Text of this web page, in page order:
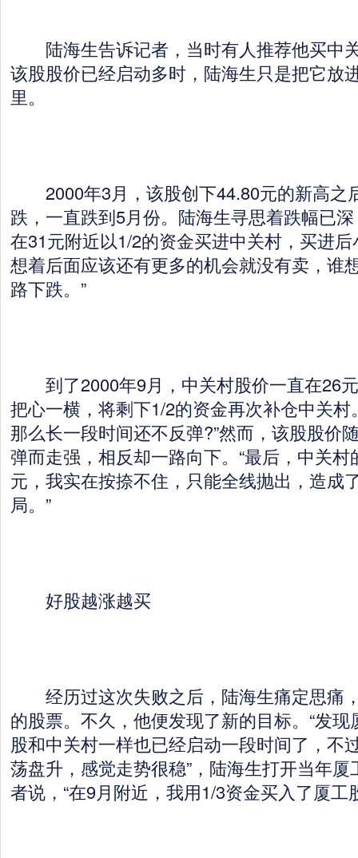
陆海生告诉记者，当时有人推荐他买中
该股股价已经启动多时，陆海生只是把它放
里。
2000年3月，该股创下44.80元的新高之
跌，一直跌到5月份。陆海生寻思着跌幅已
在31元附近以1/2的资金买进中关村，买进后
想着后面应该还有更多的机会就没有卖，谁
路下跌。”
到了2000年9月，中关村股价一直在26
把心一横，将剩下1/2的资金再次补仓中关村
那么长一段时间还不反弹?”然而，该股股价
弹而走强，相反却一路向下。“最后，中关
元，我实在按捺不住，只能全线抛出，造成
局。”
好股越涨越买
经历过这次失败之后，陆海生痛定思痛
的股票。不久，他便发现了新的目标。“发
股和中关村一样也已经启动一段时间了，不
荡盘升，感觉走势很稳”，陆海生打开当年
者说，“在9月附近，我用1/3资金买入了厦工